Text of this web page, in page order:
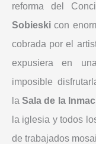
reforma del
Sobieskicon
cobrada por el
expusiera en
imposible
laSala de la
la iglesia y todos
de trabajados